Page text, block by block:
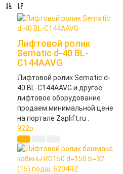
Лифтовой ролик
Sematic d-40 BL-
C144AAVG
Лифтовой ролик Sematic d-
40 BL-C144AAVG и другое
лифтовое оборудование
продаем минимальной цене
на портале Zaplift.ru .
922p